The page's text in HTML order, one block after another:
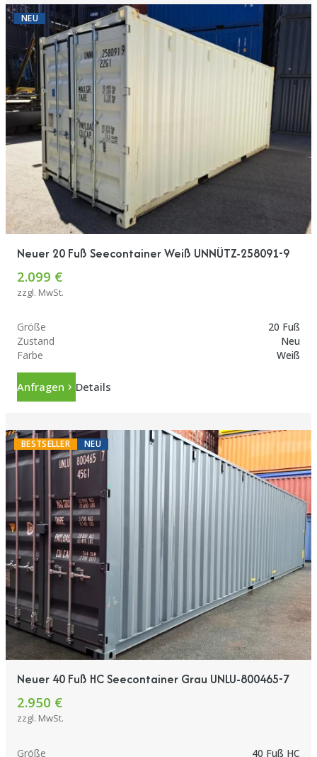
NEU
Neuer 20 Fuß Seecontainer Weiß UNNÜTZ-258091-9
2.099 €
zzgl. MwSt.
Größe
20 Fuß
Zustand
Neu
Farbe
Weiß
Anfragen Details
BESTSELLER NEU
Neuer 40 Fuß HC Seecontainer Grau UNLU-800465-7
2.950 €
zzgl. MwSt.
Größe 40 Fuß HC